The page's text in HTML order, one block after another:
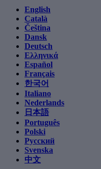
English
Català
Čeština
Dansk
Deutsch
Ελληνικά
Español
Français
한국어
Italiano
Nederlands
日本語
Português
Polski
Русский
Svenska
中文